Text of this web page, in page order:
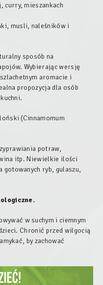
curry, mieszankach
musli, naleśników i
sposób na
Wybierając wersję
aromacie i
propozycja dla osób
(Cinnamomum
potraw,
itp. Niewielkie ilości
gotowanych ryb, gulaszu,
w suchym i ciemnym
Chronić przed wilgocią
by zachować